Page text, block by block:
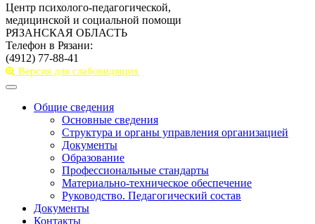
Центр психолого-педагогической,
медицинской и социальной помощи
РЯЗАНСКАЯ ОБЛАСТЬ
Телефон в Рязани:
(4912) 77-88-41
Версия для слабовидящих
Toggle
navigationОбщие сведения
Основные сведения
Структура и органы управления организацией
Документы
Образование
Профессиональные стандарты
Материально-техническое обеспечение
Руководство. Педагогический состав
Документы
Контакты